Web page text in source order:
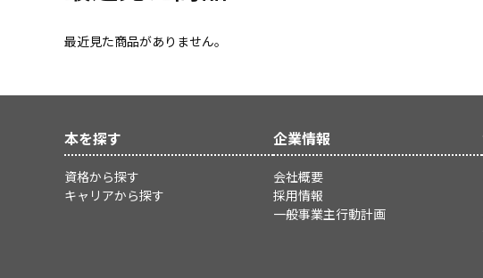
最近見た商品がありません。
本を探す
資格から探す
キャリアから探す
企業情報
会社概要
採用情報
一般事業主行動計画